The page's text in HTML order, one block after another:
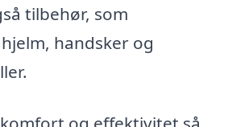
tilbehør, som
handsker og